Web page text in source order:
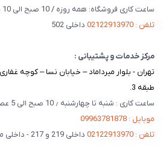
ساعت کاری فروشگاه: همه روزه / 10 صبح الی 10 شب.
تلفن : 02122913970
داخلی 502
مرکز خدمات و پشتیبانی :
طبقه 3.
ساعت کاری : شنبه تا چهارشنبه ٫ 10 صبح الی 5 عصر
موبایل : 09963781878
تلفن : 02122913970
داخلی 219 و 217 - داخلی مستقیم بخش فنی 201